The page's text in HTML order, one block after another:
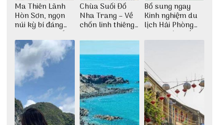
Ma Thiên Lãnh
Hòn Sơn, ngọn
núi kỳ bí đáng
khám phá nhất
Chùa Suối Đổ
Nha Trang – Về
chốn linh thiêng
thiền định
Bổ sung ngay
Kinh nghiệm du
lịch Hải Phòng
2022 mới nhất